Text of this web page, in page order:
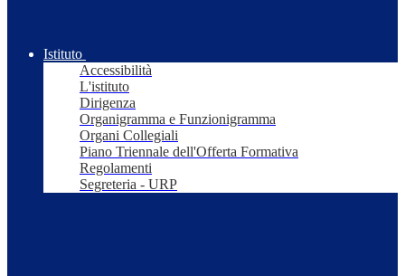
Istituto
Accessibilità
L'istituto
Dirigenza
Organigramma e Funzionigramma
Organi Collegiali
Piano Triennale dell'Offerta Formativa
Regolamenti
Segreteria - URP